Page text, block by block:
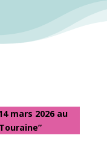
mars 2026 au